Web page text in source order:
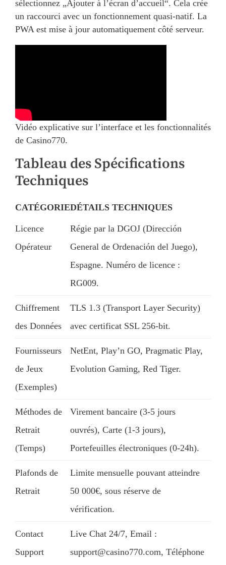
sélectionnez „Ajouter à l’écran d’accueil“. Cela crée
un raccourci avec un fonctionnement quasi-natif. La
PWA est mise à jour automatiquement côté serveur.
Vidéo explicative sur l’interface et les fonctionnalités
de Casino770.
Tableau des Spécifications
Techniques
CATÉGORIEDÉTAILS TECHNIQUES
Licence
Opérateur
Régie par la DGOJ (Dirección
General de Ordenación del Juego),
Espagne. Numéro de licence :
RG009.
Chiffrement
des Données
TLS 1.3 (Transport Layer Security)
avec certificat SSL 256-bit.
Fournisseurs
de Jeux
(Exemples)
NetEnt, Play’n GO, Pragmatic Play,
Evolution Gaming, Red Tiger.
Méthodes de
Retrait
(Temps)
Virement bancaire (3-5 jours
ouvrés), Carte (1-3 jours),
Portefeuilles électroniques (0-24h).
Plafonds de
Retrait
Limite mensuelle pouvant atteindre
50 000€, sous réserve de
vérification.
Contact
Support
Live Chat 24/7, Email :
support@casino770.com, Téléphone